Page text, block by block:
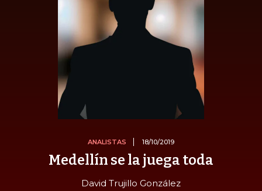
ANALISTAS 18/10/2019
Medellín se la juega toda
David Trujillo González